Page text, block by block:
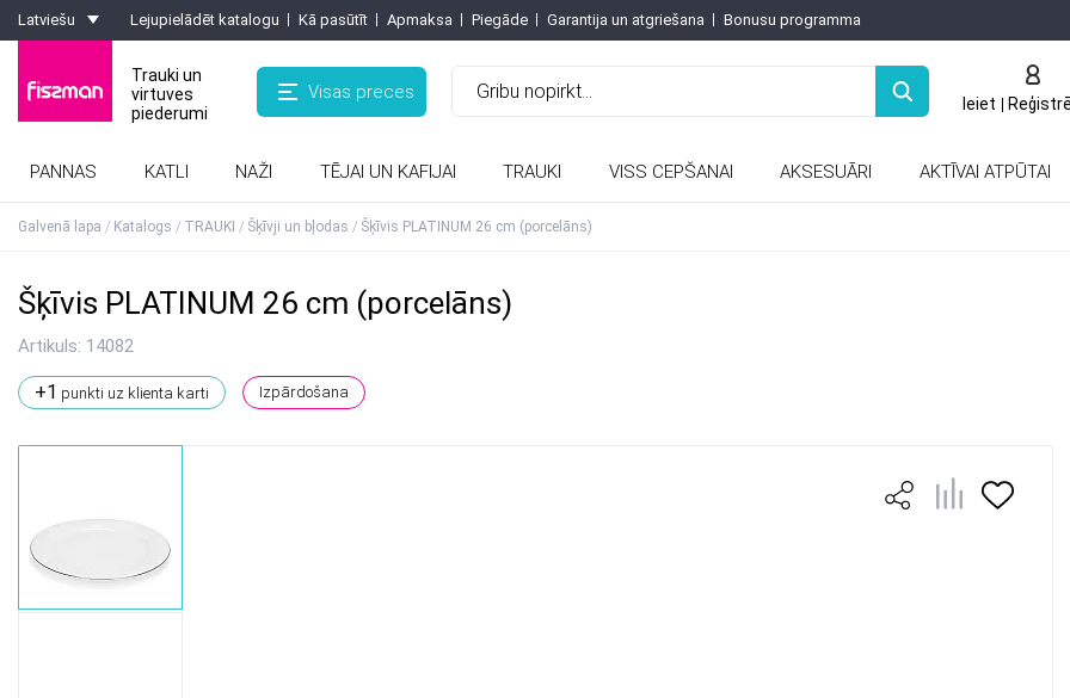
Latviešu Lejupielādēt katalogu Kā pasūtīt Apmaksa Piegāde Garantija un atgriešana Bonusu programma
Trauki un
virtuves
piederumi
Visas preces
Ieiet
PANNAS KATLI NAŽI TĒJAI UN KAFIJAI TRAUKI VISS CEPŠANAI AKSESUĀRI AKTĪVAI ATPŪTAI
Galvenā lapa Katalogs TRAUKI Šķīvji un bļodas Šķīvis PLATINUM 26 cm (porcelāns)
Šķīvis PLATINUM 26 cm (porcelāns)
Artikuls: 14082
+1 punkti uz klienta karti Izpārdošana